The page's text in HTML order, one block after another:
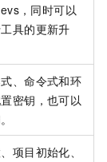
，同时可以
具的更新升
、命令式和环
密钥，也可以
项目初始化、